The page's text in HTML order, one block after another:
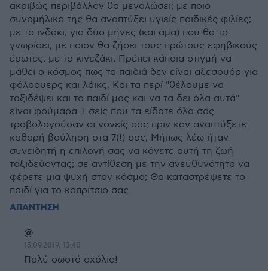
ακριβώς περιβάλλον θα μεγαλώσει; με ποιο
συνομήλικο της θα αναπτύξει υγιείς παιδικές φιλίες;
με το ινδάκι; για δύο μήνες (και άμα) που θα το
γνωρίσει; με ποιον θα ζήσει τους πρώτους εφηβικούς
έρωτες; με το κινεζάκι; Πρέπει κάποια στιγμή να
μάθει ο κόσμος πως τα παιδιά δεν είναι αξεσουάρ για
φόλοουερς και λάικς. Και τα περί "θέλουμε να
ταξιδέψει και το παιδί μας και να τα δει όλα αυτά"
είναι φούμαρα. Εσείς που τα είδατε όλα σας
τραβολογούσαν οι γονείς σας πριν καν αναπτύξετε
καθαρή βούληση στα 7(!) σας; Μήπως λέω ήταν
συνειδητή η επιλογή σας να κάνετε αυτή τη ζωή
ταξιδεύοντας; σε αντίθεση με την ανευθυνότητα να
φέρετε μια ψυχή στον κόσμο; Θα καταστρέψετε το
παιδί για το καπρίτσιο σας.
ΑΠΑΝΤΗΣΗ
@
15.09.2019, 13:40
Πολύ σωστό σχόλιο!